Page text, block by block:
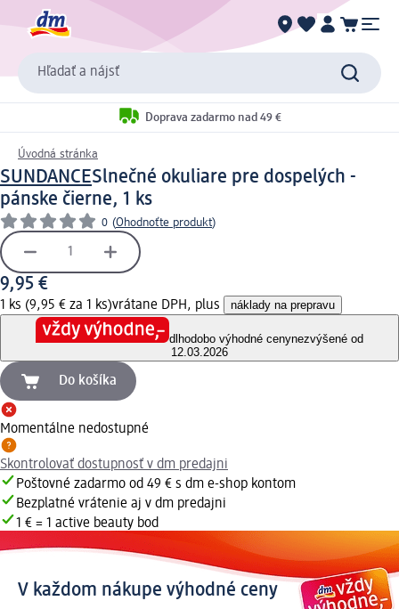
Hľadať a nájsť
Doprava zadarmo nad 49 €
Úvodná stránka
SUNDANCESlnečné okuliare pre dospelých -
pánske čierne, 1 ks
0 (Ohodnoťte produkt)
9,95 €
1 ks (9,95 € za 1 ks)vrátane DPH, plus náklady na prepravu
dlhodobo výhodné cenynezvýšené od
12.03.2026
Do košíka
Momentálne nedostupné
Skontrolovať dostupnosť v dm predajni
Poštovné zadarmo od 49 € s dm e-shop kontom
Bezplatné vrátenie aj v dm predajni
1 € = 1 active beauty bod
V každom nákupe výhodné ceny